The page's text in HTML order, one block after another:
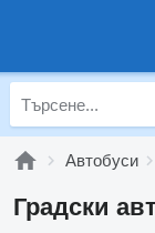
Автобуси
Градски